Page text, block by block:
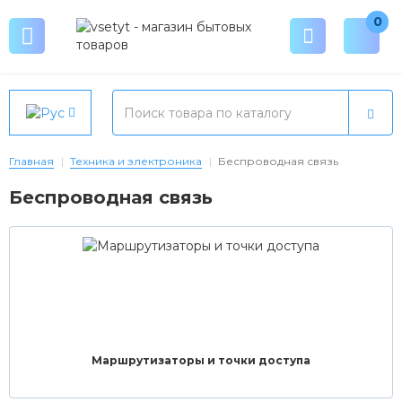
0
Главная Техника и электроника Беспроводная связь
Беспроводная связь
Маршрутизаторы и точки доступа